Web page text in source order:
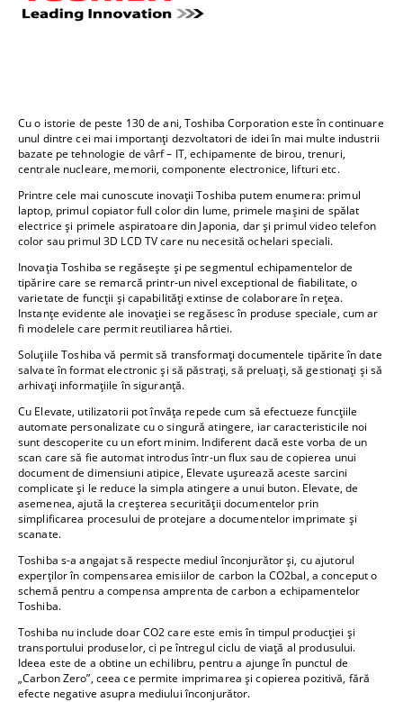
Cu o istorie de peste 130 de ani, Toshiba Corporation este în continuare
unul dintre cei mai importanți dezvoltatori de idei în mai multe industrii
bazate pe tehnologie de vârf – IT, echipamente de birou, trenuri,
centrale nucleare, memorii, componente electronice, lifturi etc.
Printre cele mai cunoscute inovații Toshiba putem enumera: primul
laptop, primul copiator full color din lume, primele mașini de spălat
electrice și primele aspiratoare din Japonia, dar și primul video telefon
color sau primul 3D LCD TV care nu necesită ochelari speciali.
Inovația Toshiba se regăsește și pe segmentul echipamentelor de
tipărire care se remarcă printr-un nivel exceptional de fiabilitate, o
varietate de funcții și capabilități extinse de colaborare în rețea.
Instanțe evidente ale inovației se regăsesc în produse speciale, cum ar
fi modelele care permit reutiliarea hârtiei.
Soluțiile Toshiba vă permit să transformați documentele tipărite în date
salvate în format electronic și să păstrați, să preluați, să gestionați și să
arhivați informațiile în siguranță.
Cu Elevate, utilizatorii pot învăța repede cum să efectueze funcțiile
automate personalizate cu o singură atingere, iar caracteristicile noi
sunt descoperite cu un efort minim. Indiferent dacă este vorba de un
scan care să fie automat introdus într-un flux sau de copierea unui
document de dimensiuni atipice, Elevate ușurează aceste sarcini
complicate și le reduce la simpla atingere a unui buton. Elevate, de
asemenea, ajută la creșterea securității documentelor prin
simplificarea procesului de protejare a documentelor imprimate și
scanate.
Toshiba s-a angajat să respecte mediul înconjurător și, cu ajutorul
experților în compensarea emisiilor de carbon la CO2bal, a conceput o
schemă pentru a compensa amprenta de carbon a echipamentelor
Toshiba.
Toshiba nu include doar CO2 care este emis în timpul producției și
transportului produselor, ci pe întregul ciclu de viață al produsului.
Ideea este de a obtine un echilibru, pentru a ajunge în punctul de
„Carbon Zero”, ceea ce permite imprimarea și copierea pozitivă, fără
efecte negative asupra mediului înconjurător.